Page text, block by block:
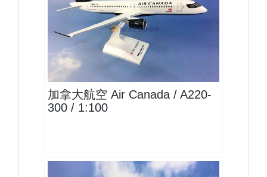
ACA10A223P01 $2300
加拿大航空 Air Canada / A220-
300 / 1:100